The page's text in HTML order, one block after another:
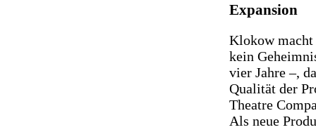
Expansion
Klokow macht
kein
vier Jahre –,
Qualität der
Theatre
Als neue